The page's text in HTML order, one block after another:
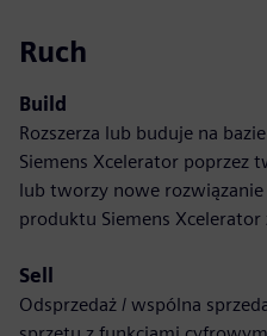
Ruch
Build
Rozszerza lub buduje na
Siemens Xcelerator poprzez
lub tworzy nowe
produktu Siemens
Sell
Odsprzedaż / wspólna